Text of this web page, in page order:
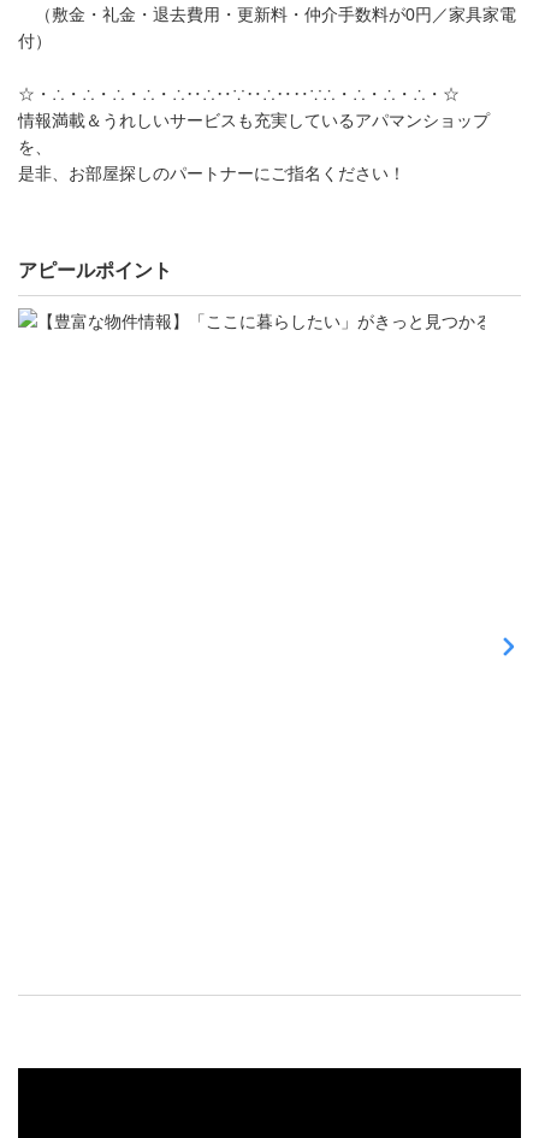
（敷金・礼金・退去費用・更新料・仲介手数料が0円／家具家電
付）
☆・∴・∴・∴・∴・∴‥∴‥∵‥∴‥‥∵∴・∴・∴・∴・☆
情報満載＆うれしいサービスも充実しているアパマンショップ
を、
是非、お部屋探しのパートナーにご指名ください！
アピールポイント